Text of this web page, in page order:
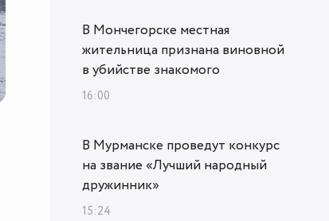
В Мончегорске местная
жительница признана виновной
в убийстве знакомого
16:00
В Мурманске проведут конкурс
на звание «Лучший народный
дружинник»
15:24